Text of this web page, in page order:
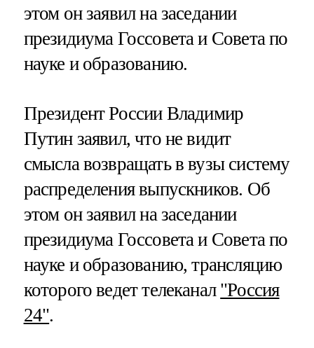
этом он заявил на заседании
президиума Госсовета и Совета по
науке и образованию.
Президент России Владимир
Путин заявил, что не видит
смысла возвращать в вузы систему
распределения выпускников. Об
этом он заявил на заседании
президиума Госсовета и Совета по
науке и образованию, трансляцию
которого ведет телеканал "Россия
24".